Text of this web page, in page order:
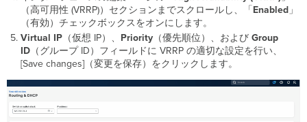
の
設
定
管
理
ル
ト
（高可用性 (VRRP)）セクションまでスクロールし、「Enabled」
（有効）チェックボックスをオンにします。
Virtual IP（仮想 IP）、 Priority（優先順位）、および Group
ID（グループ ID）フィールドに VRRP の適切な設定を行い、
[Save changes]（変更を保存）をクリックします。